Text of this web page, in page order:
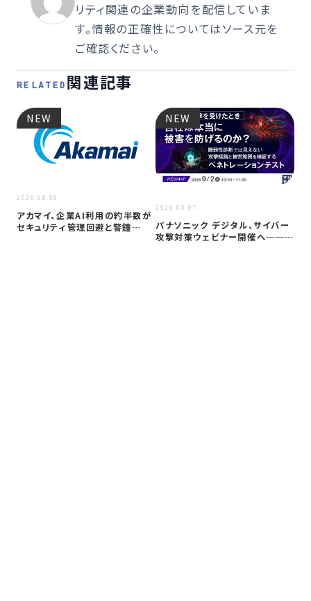
リティ関連の企業動向を配信していま
す。情報の正確性についてはソース元を
ご確認ください。
RELATED 関連記事
NEW
2026.08.08
アカマイ、企業AI利用の約半数が
セキュリティ管理回避と警鐘
NEW
2026.08.07
パナソニック デジタル、サイバー
攻撃対策ウェビナー開催へ──自